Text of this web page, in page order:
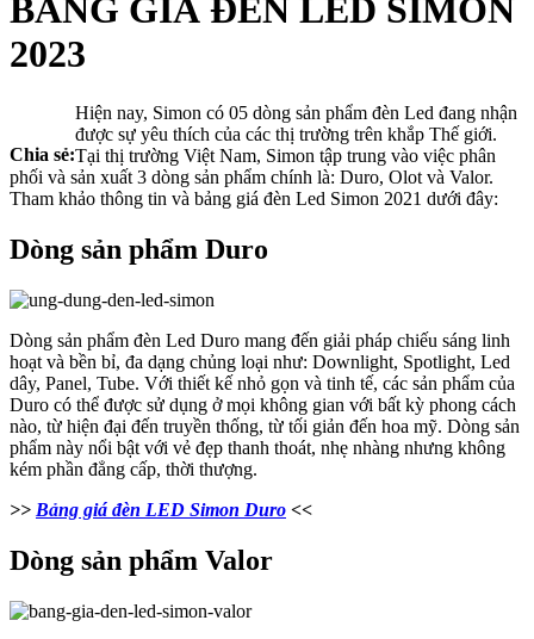
BẢNG GIÁ ĐÈN LED SIMON
2023
Chia sẻ:
Hiện nay, Simon có 05 dòng sản phẩm đèn Led đang nhận
được sự yêu thích của các thị trường trên khắp Thế giới.
Tại thị trường Việt Nam, Simon tập trung vào việc phân
phối và sản xuất 3 dòng sản phẩm chính là: Duro, Olot và Valor.
Tham khảo thông tin và bảng giá đèn Led Simon 2021 dưới đây:
Dòng sản phẩm Duro
Dòng sản phẩm đèn Led Duro mang đến giải pháp chiếu sáng linh
hoạt và bền bỉ, đa dạng chủng loại như: Downlight, Spotlight, Led
dây, Panel, Tube. Với thiết kế nhỏ gọn và tinh tế, các sản phẩm của
Duro có thể được sử dụng ở mọi không gian với bất kỳ phong cách
nào, từ hiện đại đến truyền thống, từ tối giản đến hoa mỹ. Dòng sản
phẩm này nổi bật với vẻ đẹp thanh thoát, nhẹ nhàng nhưng không
kém phần đẳng cấp, thời thượng.
>> Bảng giá đèn LED Simon Duro <<
Dòng sản phẩm Valor